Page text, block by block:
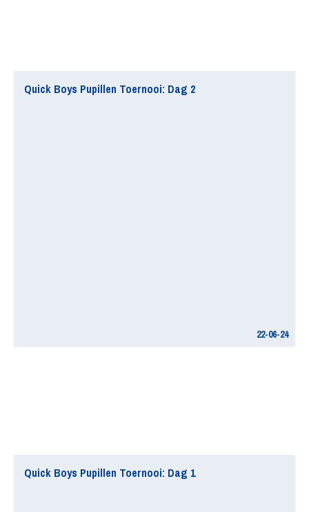
Quick Boys Pupillen Toernooi: Dag 2
22-06-24
Quick Boys Pupillen Toernooi: Dag 1